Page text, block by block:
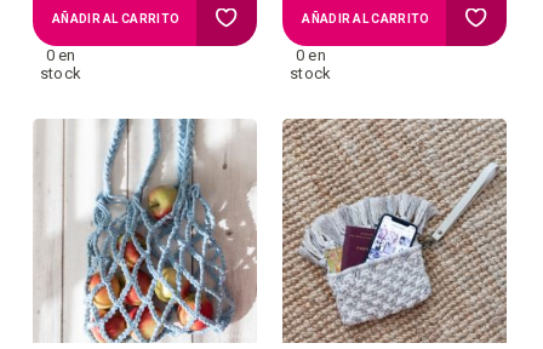
0 en
stock
AÑADIR AL CARRITO Añadir
la
lista
de
deseos
0 en
stock
AÑADIR AL CARRITO Añadir
la
lista
de
deseos